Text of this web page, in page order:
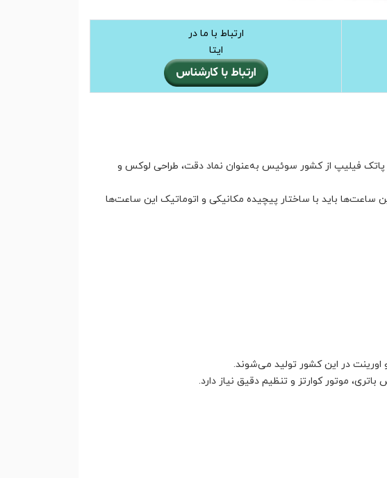
ارتباط با ما در
ایتا
فیلیپ از کشور سوئیس به‌عنوان نماد دقت، طراحی لوکس و
باید با ساختار پیچیده مکانیکی و اتوماتیک این ساعت‌ها
در این کشور تولید می‌شوند.
موتور کوارتز و تنظیم دقیق نیاز دارد.